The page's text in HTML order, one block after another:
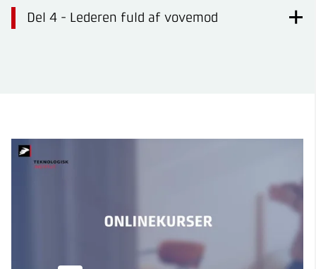
Del 4 - Lederen fuld af vovemod